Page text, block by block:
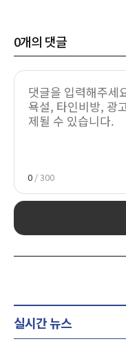
0개의 댓글
0 / 300
실시간 뉴스